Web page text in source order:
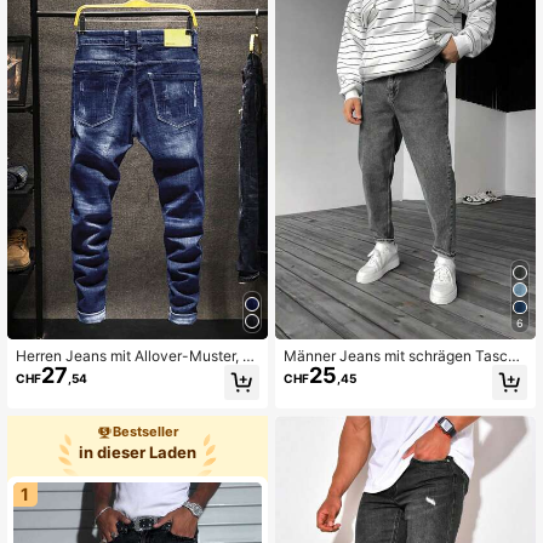
Herren Jeans mit Allover-Muster, R
elaxed Fit, gerades Bein
CHF27 ,54
Bestseller
in dieser Laden
1
6
Männer Jeans mit schrägen Tasche
n,
CHF25 ,45